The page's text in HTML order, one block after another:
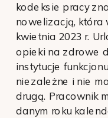
kodeksie pracy
nowelizacją, która
kwietnia 2023 r.
opieki na zdrowe
instytucje
niezależne i nie
drugą. Pracownik
danym roku